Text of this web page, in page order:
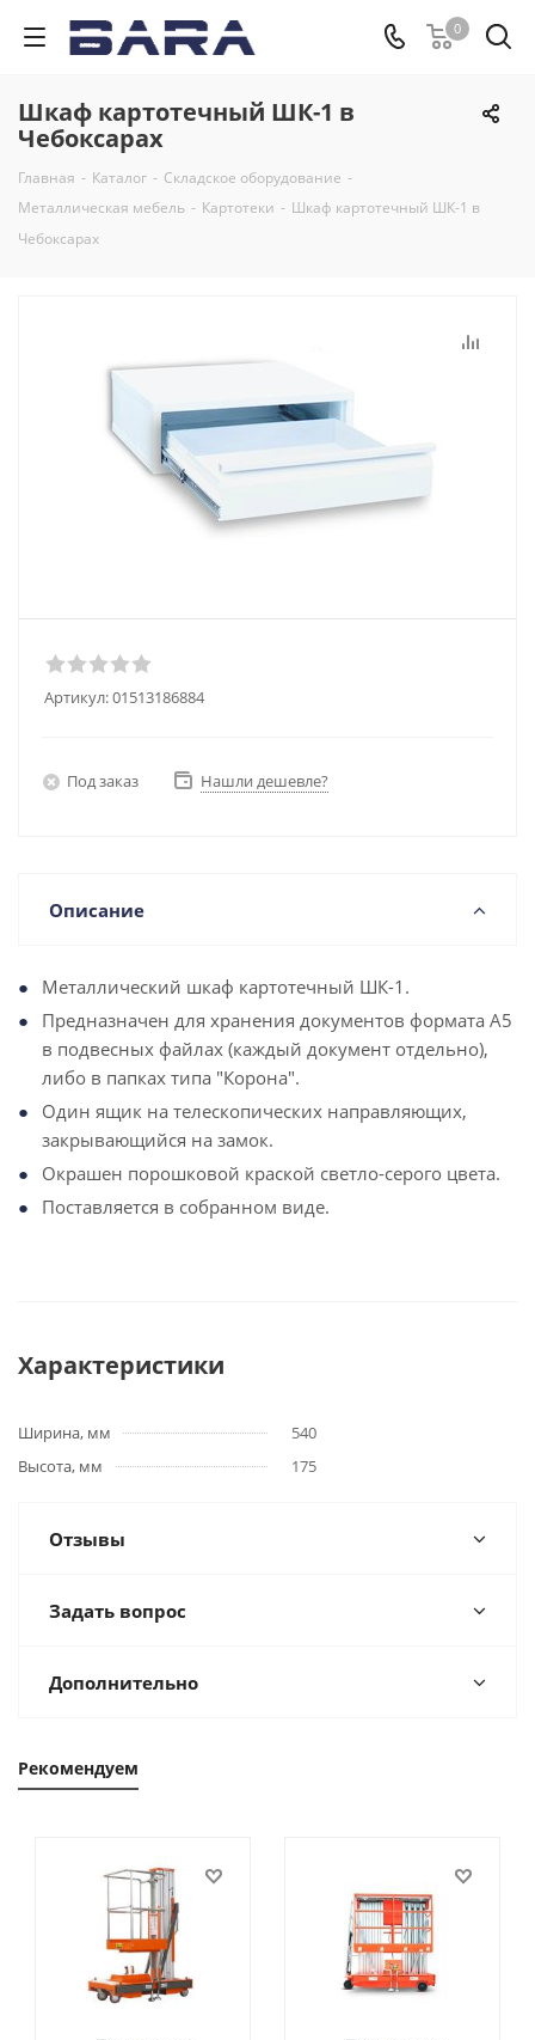
0
Шкаф картотечный ШК-1 в
Чебоксарах
Главная - Каталог - Складское оборудование -
Металлическая мебель - Картотеки - Шкаф картотечный ШК-1 в
Чебоксарах
Артикул:01513186884
Под заказ Нашли дешевле?
Описание
Металлический шкаф картотечный ШК-1.
Предназначен для хранения документов формата А5
в подвесных файлах (каждый документ отдельно),
либо в папках типа "Корона".
Один ящик на телескопических направляющих,
закрывающийся на замок.
Окрашен порошковой краской светло-серого цвета.
Поставляется в собранном виде.
Характеристики
Ширина, мм
540
Высота, мм
175
Отзывы
Задать вопрос
Дополнительно
Рекомендуем